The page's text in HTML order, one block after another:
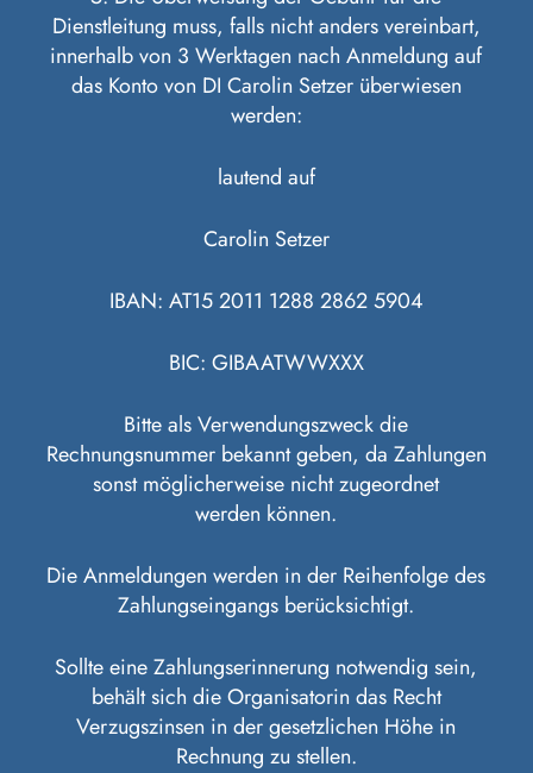
Dienstleitung muss, falls nicht anders vereinbart,
innerhalb von 3 Werktagen nach Anmeldung auf
das Konto von DI Carolin Setzer überwiesen
werden:
lautend auf
Carolin Setzer
IBAN: AT15 2011 1288 2862 5904
BIC: GIBAATWWXXX
Bitte als Verwendungszweck die
Rechnungsnummer bekannt geben, da Zahlungen
sonst möglicherweise nicht zugeordnet
werden können.
Die Anmeldungen werden in der Reihenfolge des
Zahlungseingangs berücksichtigt.
Sollte eine Zahlungserinnerung notwendig sein,
behält sich die Organisatorin das Recht
Verzugszinsen in der gesetzlichen Höhe in
Rechnung zu stellen.